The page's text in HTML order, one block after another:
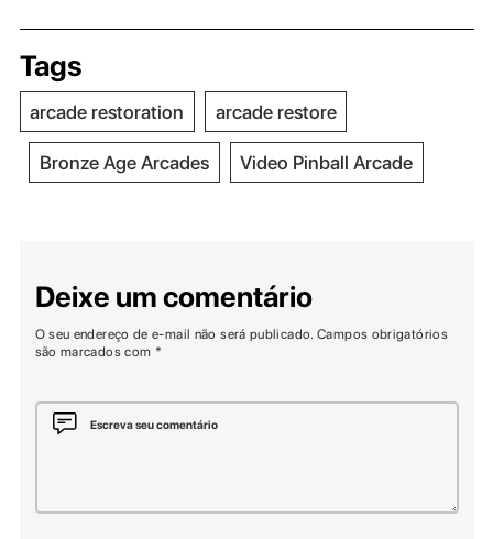
Tags
arcade restoration arcade restore
Bronze Age Arcades Video Pinball Arcade
Deixe um comentário
O seu endereço de e-mail não será publicado. Campos obrigatórios
são marcados com *
Escreva seu comentário